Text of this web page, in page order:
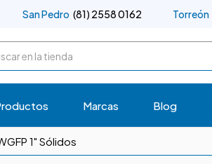
San Pedro (81) 2558 0162 Torreón
Marcas Blog
1" Sólidos